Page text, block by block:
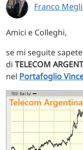
Franco
Amici e Colleghi,
se mi seguite
di TELECOM
nel Portafoglio